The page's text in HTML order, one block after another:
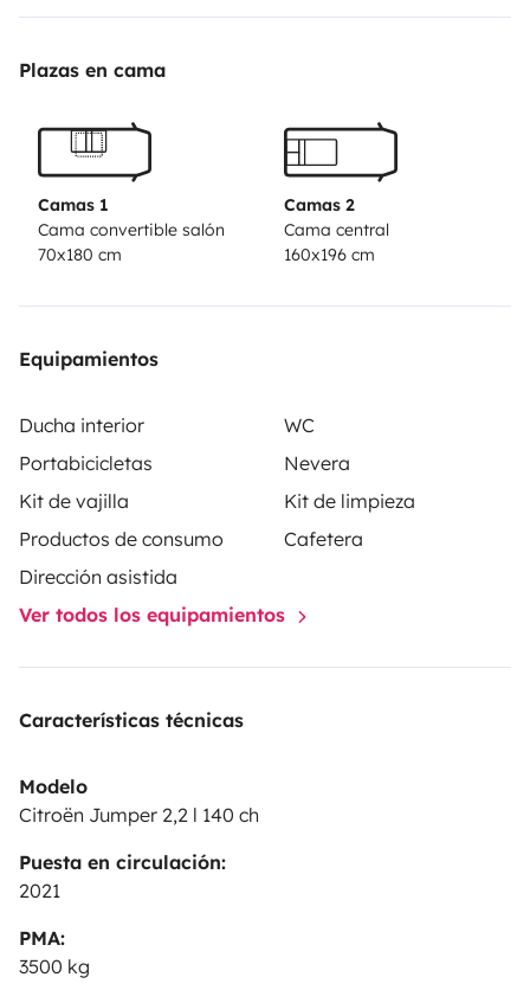
Plazas en cama
Camas 1
Cama convertible salón
70x180 cm
Camas 2
Cama central
160x196 cm
Equipamientos
Ducha interior
WC
Portabicicletas
Nevera
Kit de vajilla
Kit de limpieza
Productos de consumo
Cafetera
Dirección asistida
Ver todos los equipamientos
Características técnicas
Modelo
Citroën Jumper 2,2 l 140 ch
Puesta en circulación:
2021
PMA:
3500 kg